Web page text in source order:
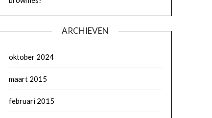
ARCHIEVEN
oktober 2024
maart 2015
februari 2015